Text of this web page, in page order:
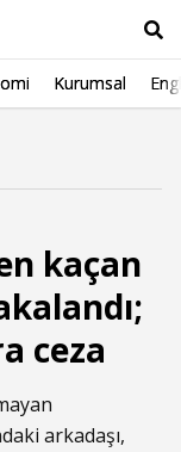
Kurumsal
kaçan
ceza
arkadaşı,